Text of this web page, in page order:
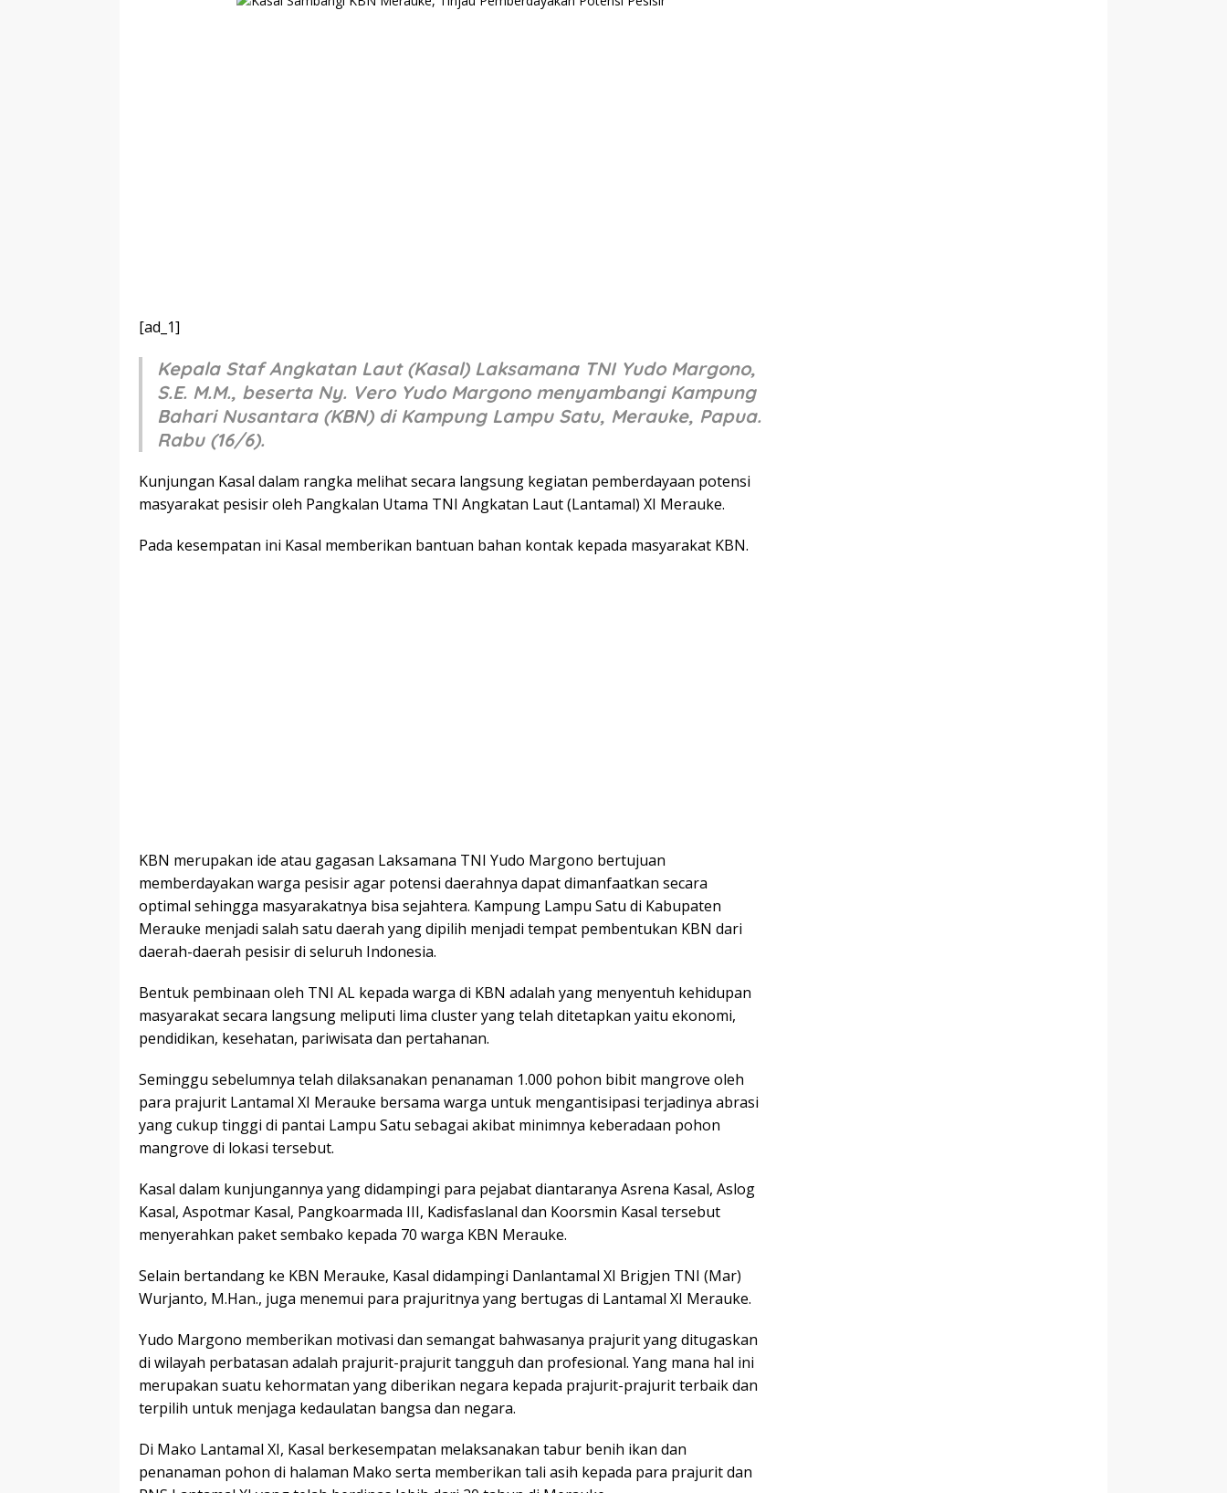
[ad_1]
Kepala Staf Angkatan Laut (Kasal) Laksamana TNI Yudo Margono,
S.E. M.M., beserta Ny. Vero Yudo Margono menyambangi Kampung
Bahari Nusantara (KBN) di Kampung Lampu Satu, Merauke, Papua.
Rabu (16/6).
Kunjungan Kasal dalam rangka melihat secara langsung kegiatan pemberdayaan potensi
masyarakat pesisir oleh Pangkalan Utama TNI Angkatan Laut (Lantamal) XI Merauke.
Pada kesempatan ini Kasal memberikan bantuan bahan kontak kepada masyarakat KBN.
KBN merupakan ide atau gagasan Laksamana TNI Yudo Margono bertujuan
memberdayakan warga pesisir agar potensi daerahnya dapat dimanfaatkan secara
optimal sehingga masyarakatnya bisa sejahtera. Kampung Lampu Satu di Kabupaten
Merauke menjadi salah satu daerah yang dipilih menjadi tempat pembentukan KBN dari
daerah-daerah pesisir di seluruh Indonesia.
Bentuk pembinaan oleh TNI AL kepada warga di KBN adalah yang menyentuh kehidupan
masyarakat secara langsung meliputi lima cluster yang telah ditetapkan yaitu ekonomi,
pendidikan, kesehatan, pariwisata dan pertahanan.
Seminggu sebelumnya telah dilaksanakan penanaman 1.000 pohon bibit mangrove oleh
para prajurit Lantamal XI Merauke bersama warga untuk mengantisipasi terjadinya abrasi
yang cukup tinggi di pantai Lampu Satu sebagai akibat minimnya keberadaan pohon
mangrove di lokasi tersebut.
Kasal dalam kunjungannya yang didampingi para pejabat diantaranya Asrena Kasal, Aslog
Kasal, Aspotmar Kasal, Pangkoarmada III, Kadisfaslanal dan Koorsmin Kasal tersebut
menyerahkan paket sembako kepada 70 warga KBN Merauke.
Selain bertandang ke KBN Merauke, Kasal didampingi Danlantamal XI Brigjen TNI (Mar)
Wurjanto, M.Han., juga menemui para prajuritnya yang bertugas di Lantamal XI Merauke.
Yudo Margono memberikan motivasi dan semangat bahwasanya prajurit yang ditugaskan
di wilayah perbatasan adalah prajurit-prajurit tangguh dan profesional. Yang mana hal ini
merupakan suatu kehormatan yang diberikan negara kepada prajurit-prajurit terbaik dan
terpilih untuk menjaga kedaulatan bangsa dan negara.
Di Mako Lantamal XI, Kasal berkesempatan melaksanakan tabur benih ikan dan
penanaman pohon di halaman Mako serta memberikan tali asih kepada para prajurit dan